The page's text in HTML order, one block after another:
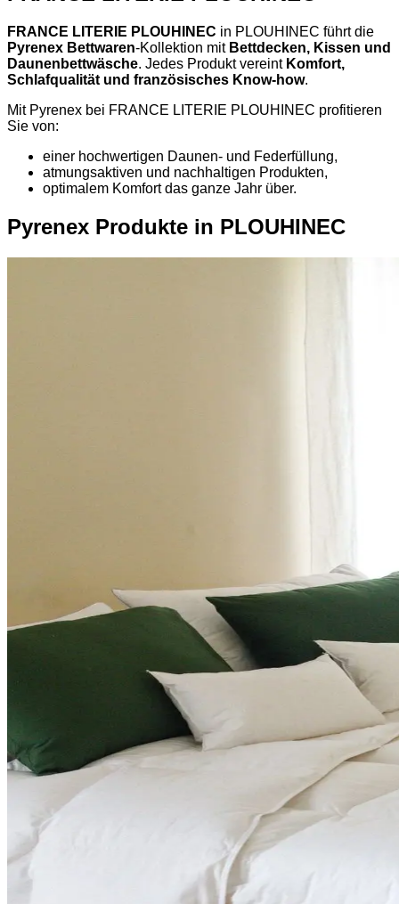
FRANCE LITERIE PLOUHINEC in PLOUHINEC führt die
Pyrenex Bettwaren-Kollektion mit Bettdecken, Kissen und
Daunenbettwäsche. Jedes Produkt vereint Komfort,
Schlafqualität und französisches Know-how.
Mit Pyrenex bei FRANCE LITERIE PLOUHINEC profitieren
Sie von:
einer hochwertigen Daunen- und Federfüllung,
atmungsaktiven und nachhaltigen Produkten,
optimalem Komfort das ganze Jahr über.
Pyrenex Produkte in PLOUHINEC